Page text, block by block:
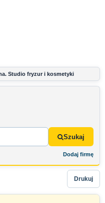
Studio fryzur i kosmetyki
Szukaj
Dodaj firmę
Drukuj